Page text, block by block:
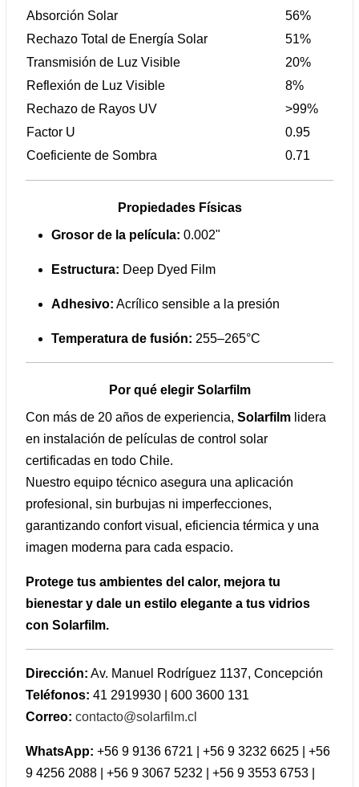
Absorción Solar
56%
Rechazo Total de Energía Solar
51%
Transmisión de Luz Visible
20%
Reflexión de Luz Visible
8%
Rechazo de Rayos UV
>99%
Factor U
0.95
Coeficiente de Sombra
0.71
Propiedades Físicas
Grosor de la película: 0.002"
Estructura: Deep Dyed Film
Adhesivo: Acrílico sensible a la presión
Temperatura de fusión: 255–265°C
Por qué elegir Solarfilm
Con más de 20 años de experiencia, Solarfilm lidera
en instalación de películas de control solar
certificadas en todo Chile.
Nuestro equipo técnico asegura una aplicación
profesional, sin burbujas ni imperfecciones,
garantizando confort visual, eficiencia térmica y una
imagen moderna para cada espacio.
Protege tus ambientes del calor, mejora tu
bienestar y dale un estilo elegante a tus vidrios
con Solarfilm.
Dirección: Av. Manuel Rodríguez 1137, Concepción
Teléfonos: 41 2919930 | 600 3600 131
Correo: contacto@solarfilm.cl
WhatsApp: +56 9 9136 6721 | +56 9 3232 6625 | +56
9 4256 2088 | +56 9 3067 5232 | +56 9 3553 6753 |